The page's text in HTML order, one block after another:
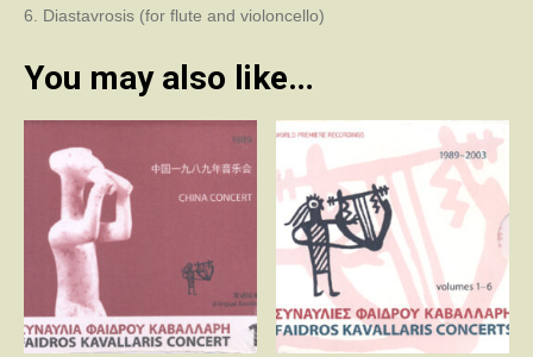
6. Diastavrosis (for flute and violoncello)
You may also like…